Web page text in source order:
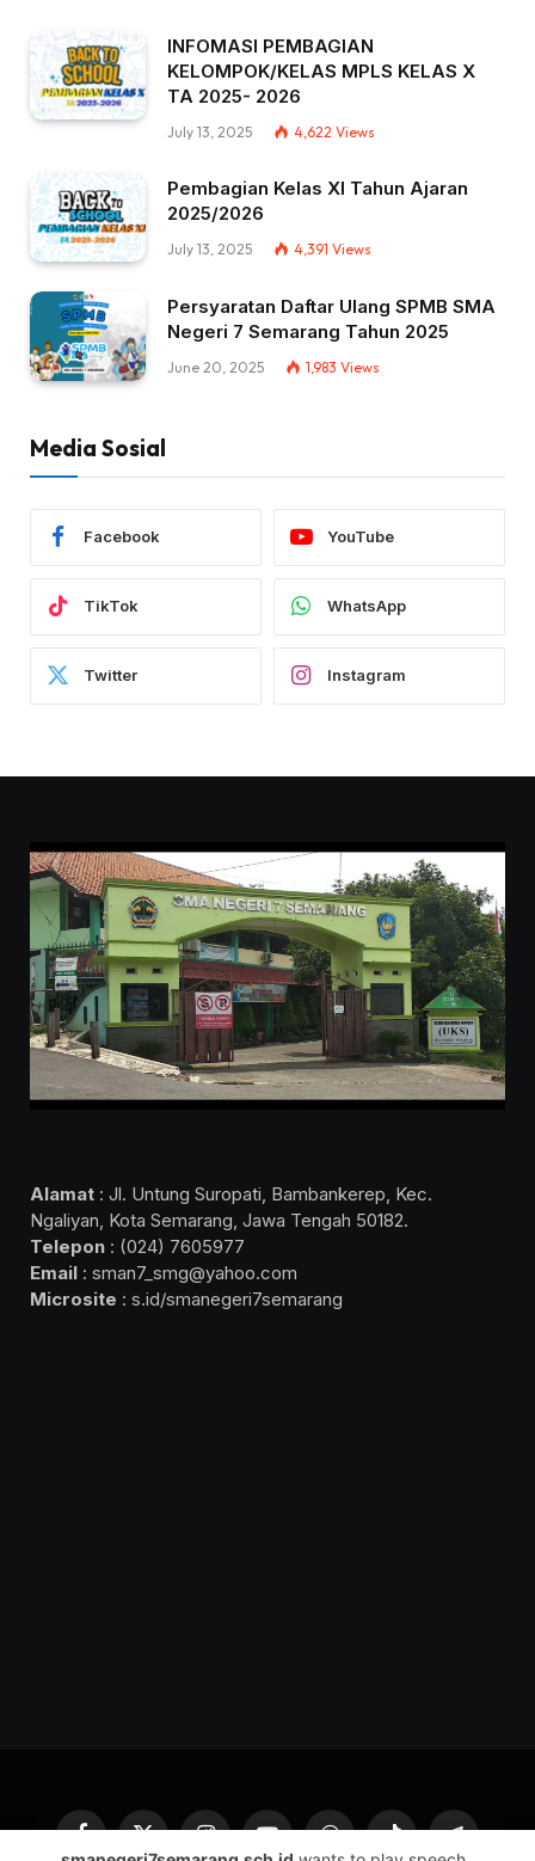
INFOMASI PEMBAGIAN
KELOMPOK/KELAS MPLS KELAS X
TA 2025- 2026
July 13, 2025 4,622 Views
Pembagian Kelas XI Tahun Ajaran
2025/2026
July 13, 2025 4,391 Views
Persyaratan Daftar Ulang SPMB SMA
Negeri 7 Semarang Tahun 2025
June 20, 2025 1,983 Views
Media Sosial
Facebook YouTube
TikTok WhatsApp
Twitter Instagram
Alamat : Jl. Untung Suropati, Bambankerep, Kec.
Ngaliyan, Kota Semarang, Jawa Tengah 50182.
Telepon : (024) 7605977
Email : sman7_smg@yahoo.com
Microsite : s.id/smanegeri7semarang